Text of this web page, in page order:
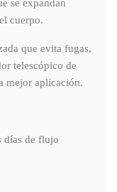
se expandan
cuerpo.
que evita fugas,
telescópico de
mejor aplicación.
días de flujo